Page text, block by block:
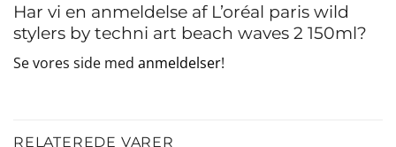
Har vi en anmeldelse af L’oréal paris wild
stylers by techni art beach waves 2 150ml?
Se vores side med anmeldelser!
RELATEREDE VARER